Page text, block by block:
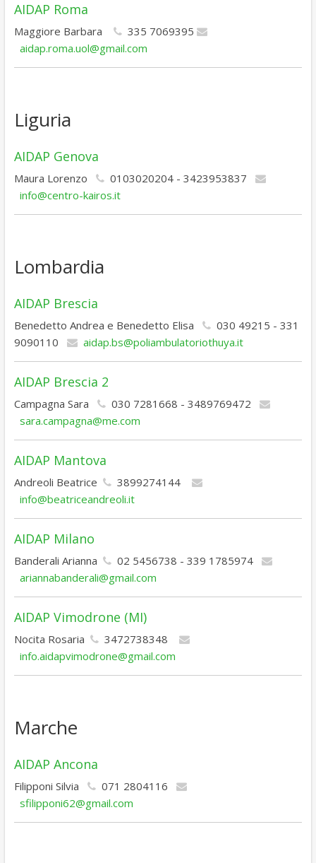
AIDAP Roma
Maggiore Barbara
335 7069395
aidap.roma.uol@gmail.com
Liguria
AIDAP Genova
Maura Lorenzo
0103020204 - 3423953837
info@centro-kairos.it
Lombardia
AIDAP Brescia
Benedetto Andrea e Benedetto Elisa
030 49215 - 331
9090110
aidap.bs@poliambulatoriothuya.it
AIDAP Brescia 2
Campagna Sara
030 7281668 - 3489769472
sara.campagna@me.com
AIDAP Mantova
Andreoli Beatrice
3899274144
info@beatriceandreoli.it
AIDAP Milano
Banderali Arianna
02 5456738 - 339 1785974
ariannabanderali@gmail.com
AIDAP Vimodrone (MI)
Nocita Rosaria
3472738348
info.aidapvimodrone@gmail.com
Marche
AIDAP Ancona
Filipponi Silvia
071 2804116
sfilipponi62@gmail.com